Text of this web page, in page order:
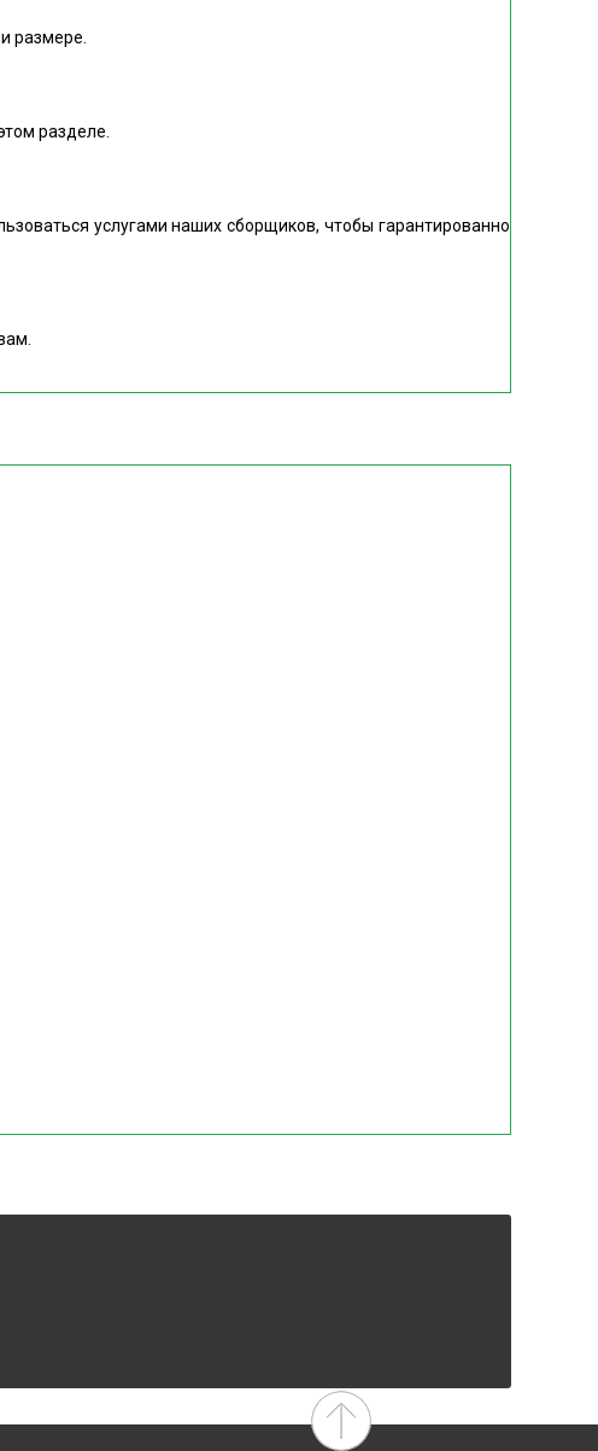
размере.
разделе.
услугами наших сборщиков, чтобы гарантированно